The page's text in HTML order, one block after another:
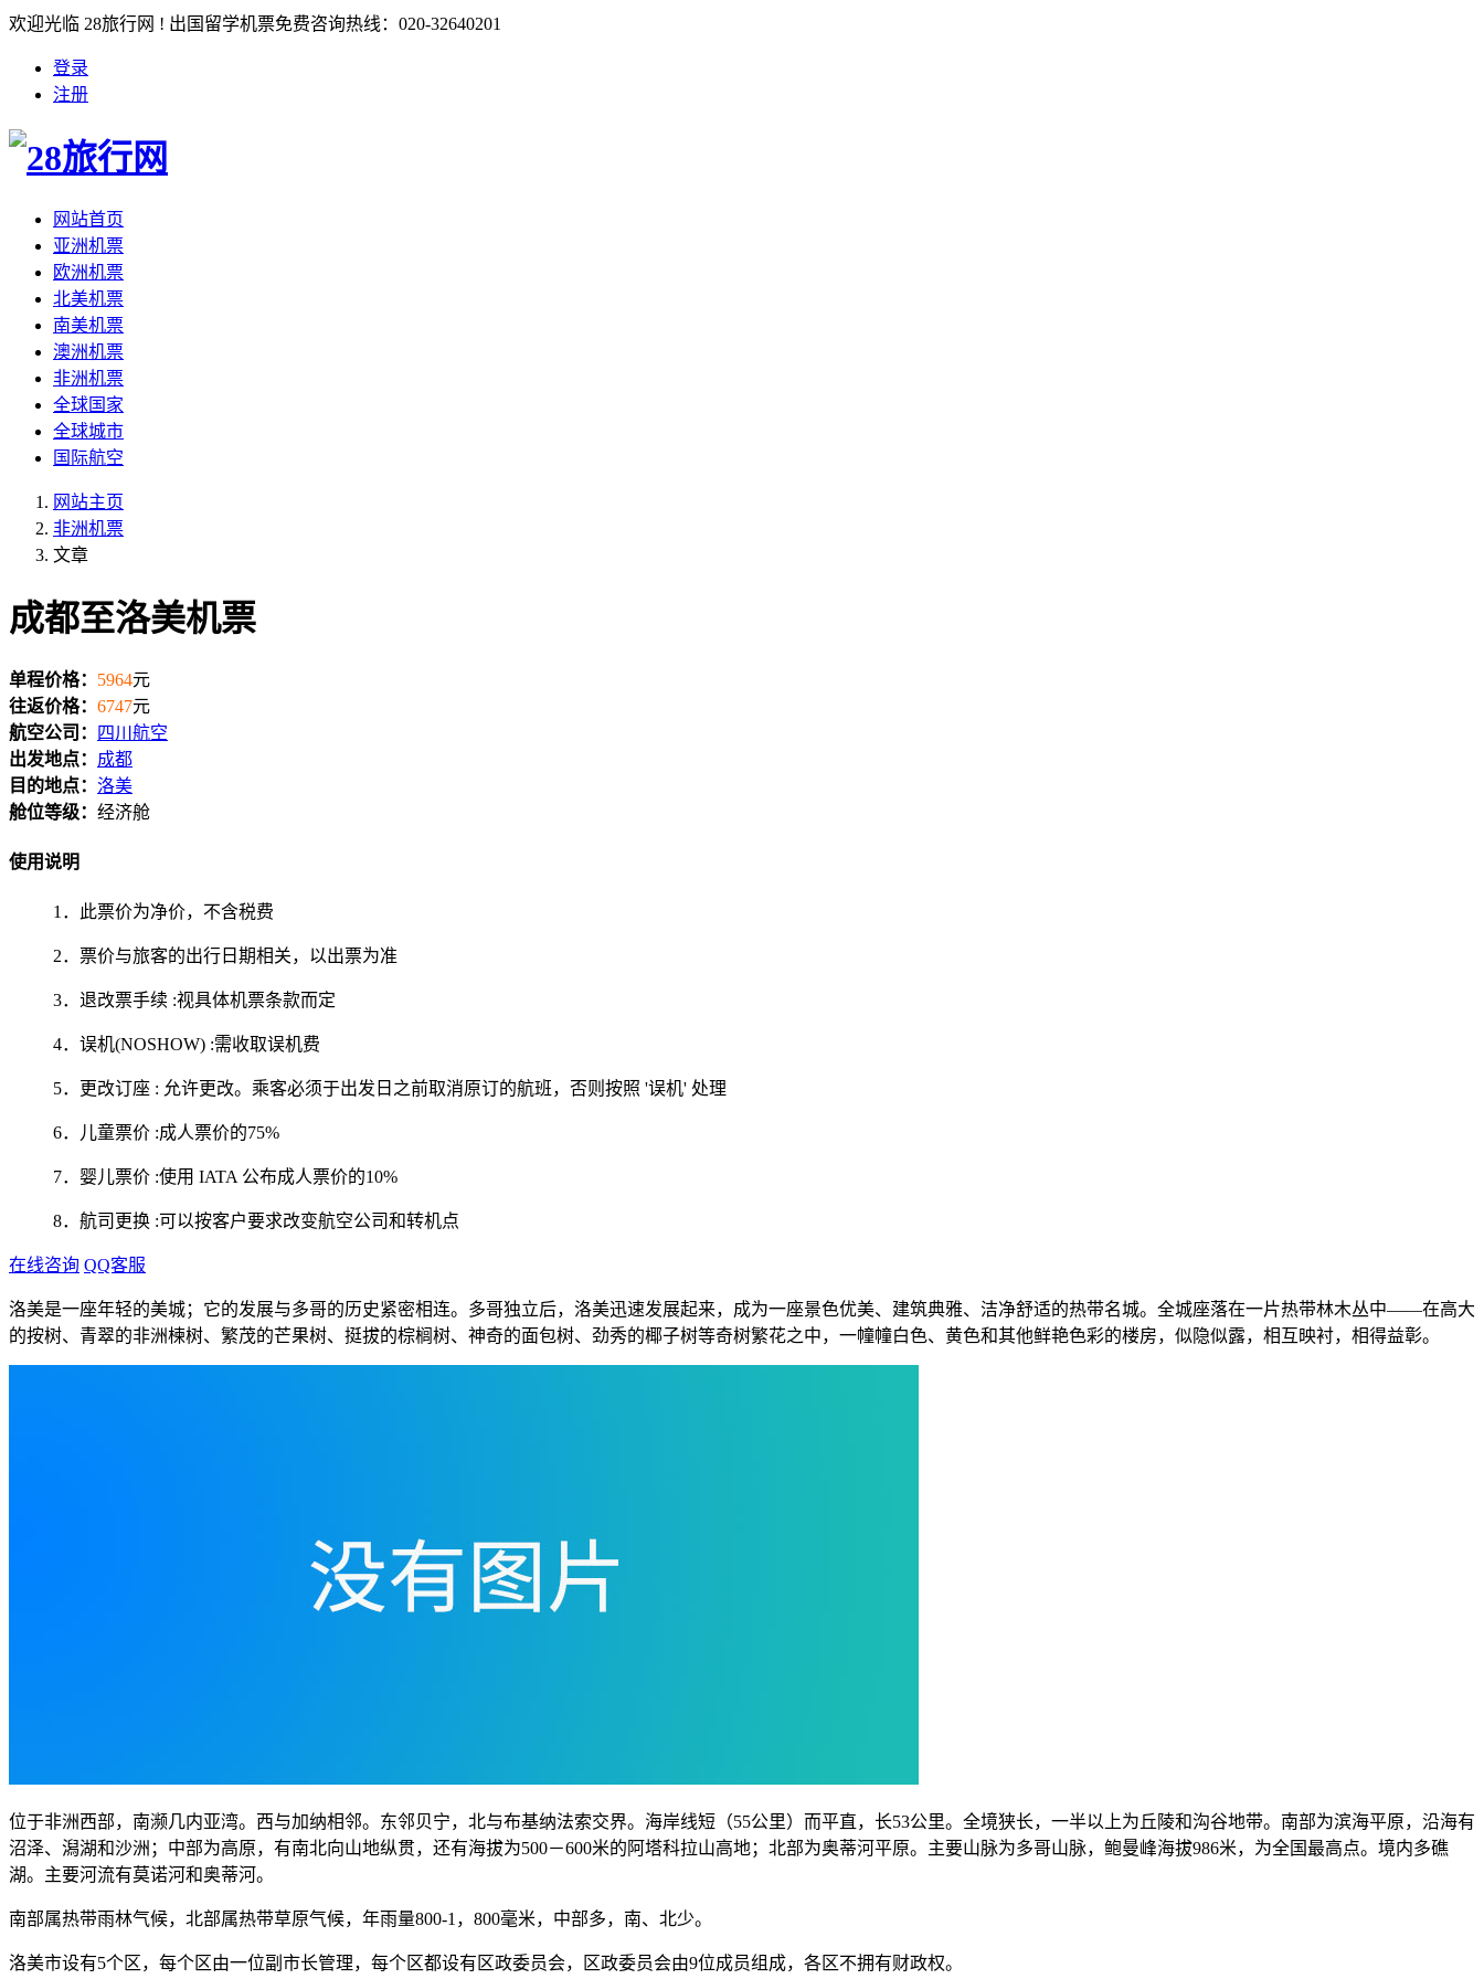
欢迎光临 28旅行网 ! 出国留学机票免费咨询热线：020-32640201
登录
注册
网站首页
亚洲机票
欧洲机票
北美机票
南美机票
澳洲机票
非洲机票
全球国家
全球城市
国际航空
网站主页
非洲机票
文章
成都至洛美机票
单程价格： 5964元
往返价格： 6747元
航空公司：
四川航空
出发地点： 成都
目的地点： 洛美
舱位等级： 经济舱
使用说明
1．此票价为净价，不含税费
2．票价与旅客的出行日期相关，以出票为准
3．退改票手续 :视具体机票条款而定
4．误机(NOSHOW) :需收取误机费
5．更改订座 : 允许更改。乘客必须于出发日之前取消原订的航班，否则按照 '误机' 处理
6．儿童票价 :成人票价的75%
7．婴儿票价 :使用 IATA 公布成人票价的10%
8．航司更换 :可以按客户要求改变航空公司和转机点
在线咨询 QQ客服
洛美是一座年轻的美城；它的发展与多哥的历史紧密相连。多哥独立后，洛美迅速发展起来，成为一座景色优美、建筑典雅、洁净舒适的热带名城。全城座落在一片热带林木丛中——在高大
的按树、青翠的非洲楝树、繁茂的芒果树、挺拔的棕榈树、神奇的面包树、劲秀的椰子树等奇树繁花之中，一幢幢白色、黄色和其他鲜艳色彩的楼房，似隐似露，相互映衬，相得益彰。
位于非洲西部，南濒几内亚湾。西与加纳相邻。东邻贝宁，北与布基纳法索交界。海岸线短（55公里）而平直，长53公里。全境狭长，一半以上为丘陵和沟谷地带。南部为滨海平原，沿海有
沼泽、潟湖和沙洲；中部为高原，有南北向山地纵贯，还有海拔为500－600米的阿塔科拉山高地；北部为奥蒂河平原。主要山脉为多哥山脉，鲍曼峰海拔986米，为全国最高点。境内多礁
湖。主要河流有莫诺河和奥蒂河。
南部属热带雨林气候，北部属热带草原气候，年雨量800-1，800毫米，中部多，南、北少。
洛美市设有5个区，每个区由一位副市长管理，每个区都设有区政委员会，区政委员会由9位成员组成，各区不拥有财政权。